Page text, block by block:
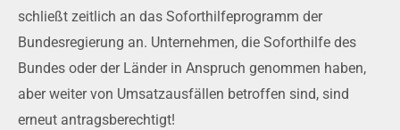
schließt zeitlich an das Soforthilfeprogramm der
Bundesregierung an. Unternehmen, die Soforthilfe des
Bundes oder der Länder in Anspruch genommen haben,
aber weiter von Umsatzausfällen betroffen sind, sind
erneut antragsberechtigt!